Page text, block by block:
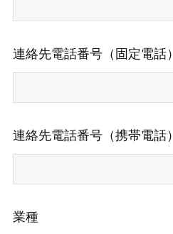
連絡先電話番号（固定電話）
連絡先電話番号（携帯電話）
業種